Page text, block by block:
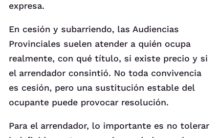
expresa.
En cesión y subarriendo, las Audiencias
Provinciales suelen atender a quién ocupa
realmente, con qué título, si existe precio y si
el arrendador consintió. No toda convivencia
es cesión, pero una sustitución estable del
ocupante puede provocar resolución.
Para el arrendador, lo importante es no tolerar